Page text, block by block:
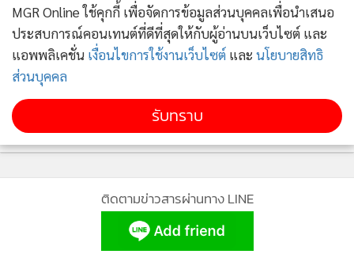
ติดตามข่าวสารผ่านทาง LINE
MGR Online ใช้คุกกี้ เพื่อจัดการข้อมูลส่วนบุคคลเพื่อนำเสนอ
ประสบการณ์คอนเทนต์ที่ดีที่สุดให้กับผู้อ่านบนเว็บไซต์ และ
แอพพลิเคชั่น เงื่อนไขการใช้งานเว็บไซต์ และ นโยบายสิทธิ
ส่วนบุคคล
รับทราบ